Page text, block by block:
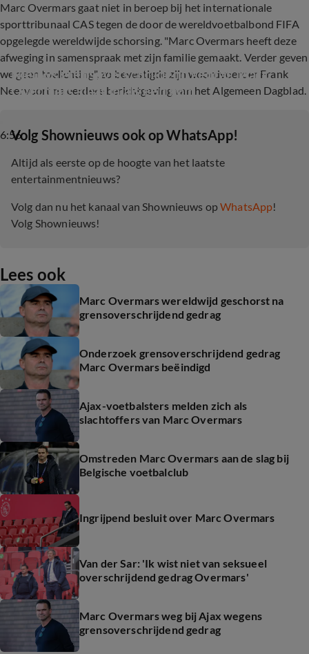
Marc Overmars gaat niet in beroep bij het internationale
sporttribunaal CAS tegen de door de wereldvoetbalbond FIFA
opgelegde wereldwijde schorsing. "Marc Overmars heeft deze
afweging in samenspraak met zijn familie gemaakt. Verder geven
we geen toelichting", zo bevestigde zijn woordvoerder Frank
Neervoort na eerdere berichtgeving van het Algemeen Dagblad.
6:56
Nieuws grensoverschrijdend gedrag Marc
Overmars slaat in als een bom
‎Volg Shownieuws ook op WhatsApp!
Altijd als eerste op de hoogte van het laatste
entertainmentnieuws?
Volg dan nu het kanaal van Shownieuws opWhatsApp!
Volg Shownieuws!
Lees ook
Marc Overmars wereldwijd geschorst na
grensoverschrijdend gedrag
Onderzoek grensoverschrijdend gedrag
Marc Overmars beëindigd
Ajax-voetbalsters melden zich als
slachtoffers van Marc Overmars
Omstreden Marc Overmars aan de slag bij
Belgische voetbalclub
Ingrijpend besluit over Marc Overmars
Van der Sar: 'Ik wist niet van seksueel
overschrijdend gedrag Overmars'
Marc Overmars weg bij Ajax wegens
grensoverschrijdend gedrag